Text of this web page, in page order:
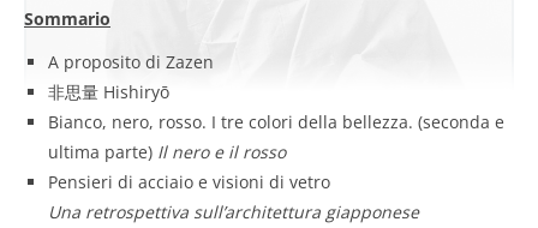
Sommario
A proposito di Zazen
非思量 Hishiryō
Bianco, nero, rosso. I tre colori della bellezza. (seconda e
ultima parte) Il nero e il rosso
Pensieri di acciaio e visioni di vetro
Una retrospettiva sull’architettura giapponese